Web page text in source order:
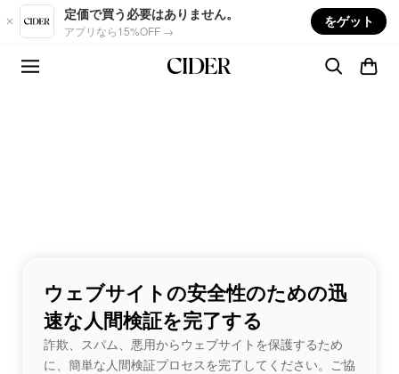
Skip to main content
定価で買う必要はありません。
アプリなら15%OFF →
をゲット
ウェブサイトの安全性のための迅
速な人間検証を完了する
詐欺、スパム、悪用からウェブサイトを保護するため
に、簡単な人間検証プロセスを完了してください。ご協